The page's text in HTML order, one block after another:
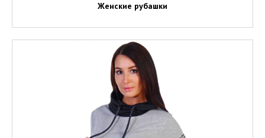
Женские рубашки